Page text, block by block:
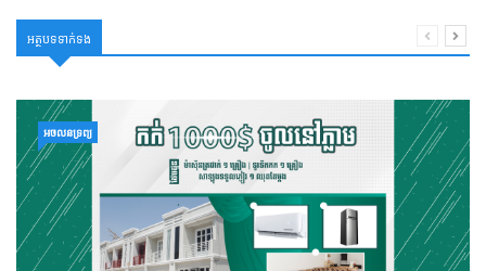
អត្ថបទទាក់ទង
អចលនទ្រព្យ